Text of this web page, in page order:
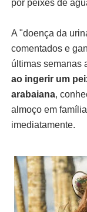
por peixes de
A "doença da
comentados e
últimas semanas
ao ingerir um
arabaiana,
almoço em
imediatamente.